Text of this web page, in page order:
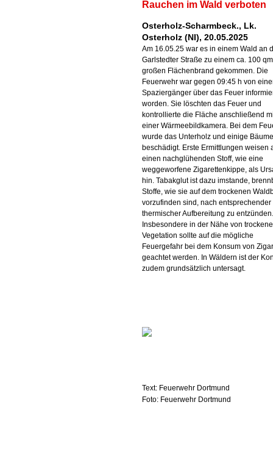
Rauchen im Wald verboten
Osterholz-Scharmbeck., Lk.
Osterholz (NI), 20.05.2025
Am 16.05.25 war es in einem Wald an
Garlstedter Straße zu einem ca. 100 qm
großen Flächenbrand gekommen. Die
Feuerwehr war gegen 09:45 h von
Spaziergänger über das Feuer
worden. Sie löschten das Feuer und
kontrollierte die Fläche anschließend
einer Wärmeebildkamera. Bei dem
wurde das Unterholz und einige Bäume
beschädigt. Erste Ermittlungen weisen
einen nachglühenden Stoff, wie eine
weggeworfene Zigarettenkippe, als
hin. Tabakglut ist dazu imstande,
Stoffe, wie sie auf dem trockenen
vorzufinden sind, nach entsprechender
thermischer Aufbereitung zu entzünden.
Insbesondere in der Nähe von
Vegetation sollte auf die mögliche
Feuergefahr bei dem Konsum von
geachtet werden. In Wäldern ist der
zudem grundsätzlich untersagt.
Text: Feuerwehr Dortmund
Foto: Feuerwehr Dortmund